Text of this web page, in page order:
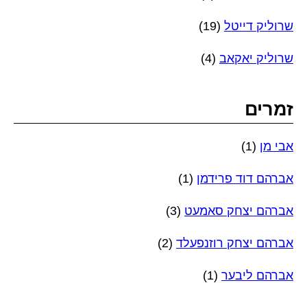
שרוליק דייטל (19)
שרוליק יאקאב (4)
זמרים
אבי מן (1)
אברהם דוד פרידמן (1)
אברהם יצחק סאמעט (3)
אברהם יצחק רוזנפעלד (2)
אברהם ליבער (1)